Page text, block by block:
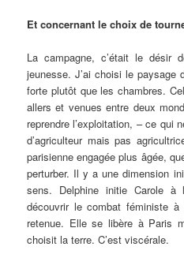
Et concernant le choix de
La campagne, c’était le désir
jeunesse. J’ai choisi le paysage
forte plutôt que les chambres.
allers et venues entre deux
reprendre l’exploitation, – ce
d’agriculteur mais pas
parisienne engagée plus âgée,
perturber. Il y a une dimension
sens. Delphine initie Carole à
découvrir le combat féministe à
retenue. Elle se libère à Paris
choisit la terre. C’est viscérale.